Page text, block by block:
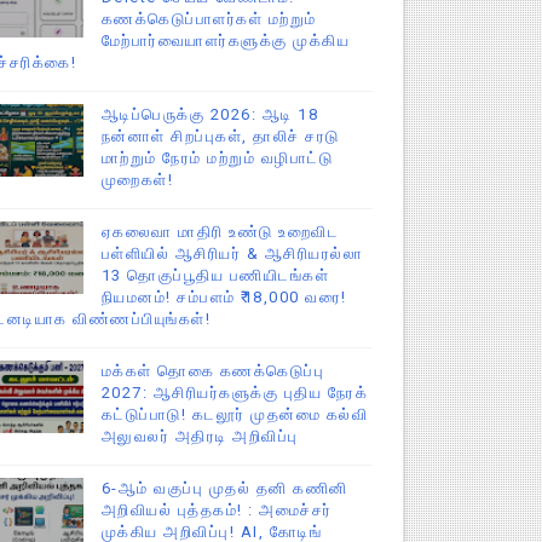
கணக்கெடுப்பாளர்கள் மற்றும்
மேற்பார்வையாளர்களுக்கு முக்கிய
ஆடிப்பெருக்கு 2026: ஆடி 18
நன்னாள் சிறப்புகள், தாலிச் சரடு
மாற்றும் நேரம் மற்றும் வழிபாட்டு
முறைகள்!
ஏகலைவா மாதிரி உண்டு உறைவிட
பள்ளியில் ஆசிரியர் & ஆசிரியரல்லா
13 தொகுப்பூதிய பணியிடங்கள்
நியமனம்! சம்பளம் ₹18,000 வரை!
விண்ணப்பியுங்கள்!
மக்கள் தொகை கணக்கெடுப்பு
2027: ஆசிரியர்களுக்கு புதிய நேரக்
கட்டுப்பாடு! கடலூர் முதன்மை கல்வி
அலுவலர் அதிரடி அறிவிப்பு
6-ஆம் வகுப்பு முதல் தனி கணினி
அறிவியல் புத்தகம்! : அமைச்சர்
முக்கிய அறிவிப்பு! AI, கோடிங்